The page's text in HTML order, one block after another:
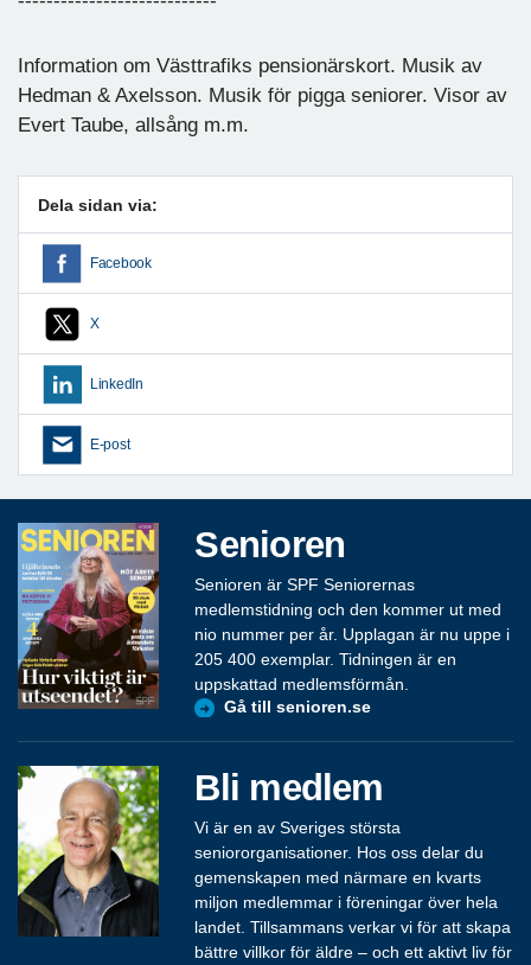
Information om Västtrafiks pensionärskort. Musik av
Hedman & Axelsson. Musik för pigga seniorer. Visor av
Evert Taube, allsång m.m.
Dela sidan via:
Facebook
X
LinkedIn
E-post
Senioren
Senioren är SPF Seniorernas
medlemstidning och den kommer ut med
nio nummer per år. Upplagan är nu uppe i
205 400 exemplar. Tidningen är en
uppskattad medlemsförmån.
Gå till senioren.se
Bli medlem
Vi är en av Sveriges största
seniororganisationer. Hos oss delar du
gemenskapen med närmare en kvarts
miljon medlemmar i föreningar över hela
landet. Tillsammans verkar vi för att skapa
bättre villkor för äldre – och ett aktivt liv för